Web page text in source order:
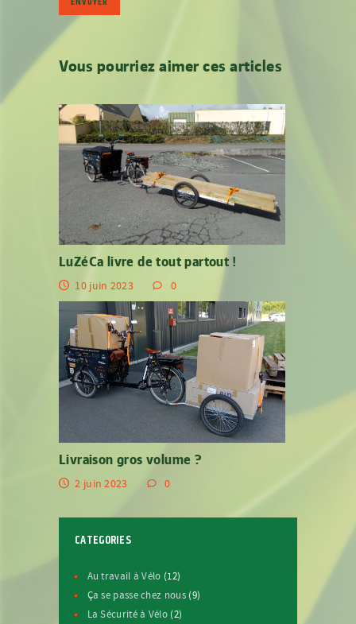
Vous pourriez aimer ces articles
LuZéCa livre de tout partout !
10 juin 2023 0
Livraison gros volume ?
2 juin 2023 0
CATEGORIES
Au travail à Vélo (12)
Ça se passe chez nous(9)
La Sécurité à Vélo (2)